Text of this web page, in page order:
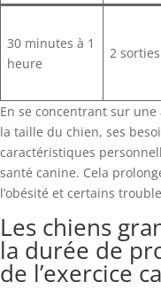
30 minutes à 1
heure
2 sorties
En se concentrant sur
la taille du chien, ses
caractéristiques
santé canine. Cela
l’obésité et certains
Les chiens
la durée de
de l’exercice